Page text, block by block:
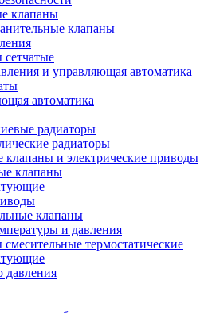
клапаны
клапаны
и управляющая автоматика
автоматика
радиаторы
радиаторы
и электрические приводы
клапаны
клапаны
и давления
термостатические
давления